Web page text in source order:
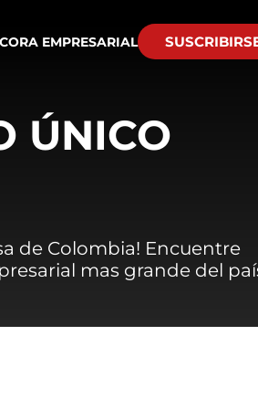
EMPRESARIAL
ÚNICO
de Colombia! Encuentre
mas grande del